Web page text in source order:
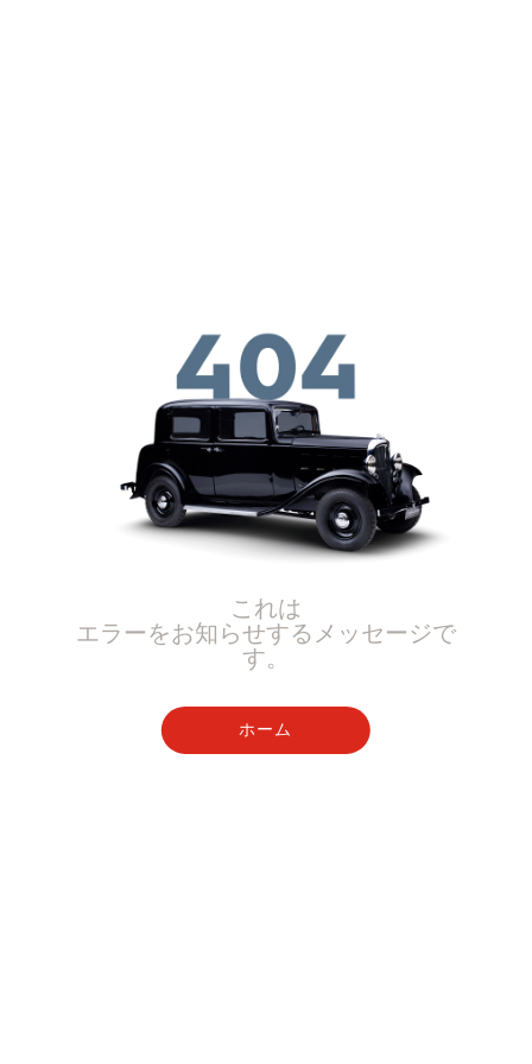
これは
エラーをお知らせするメッセージで
す。
ホーム